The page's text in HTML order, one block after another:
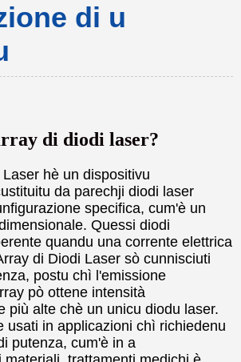
di u
di diodi laser?
hè un dispositivu
da parechji diodi laser
specifica, cum'è un
Quessi diodi
quandu una corrente elettrica
di Diodi Laser sò cunnisciuti
postu chì l'emissione
pò ottene intensità
più alte chè un unicu diodu laser.
usati in applicazioni chì richiedenu
putenza, cum'è in a